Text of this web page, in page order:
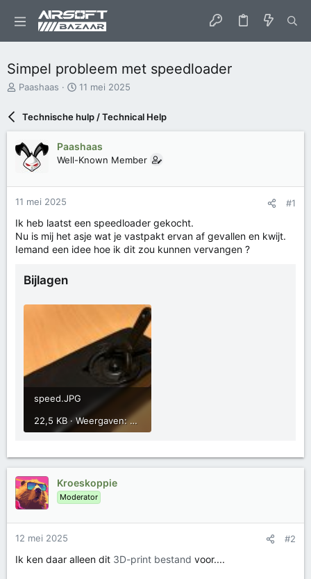
Simpel probleem met speedloader
O
d
w
e
p
s
a
r
t
Paashaas
S
r
d
a
u
11 mei 2025
Technische hulp / Technical Help
Paashaas
Well-Known Member
11 mei 2025 #1
Ik heb laatst een speedloader gekocht.
Nu is mij het asje wat je vastpakt ervan af gevallen en kwijt.
Iemand een idee hoe ik dit zou kunnen vervangen ?
Bijlagen
speed.JPG
22,5 KB · Weergaven: 118
Kroeskoppie
Moderator
12 mei 2025 #2
Ik ken daar alleen dit 3D-print bestand voor....